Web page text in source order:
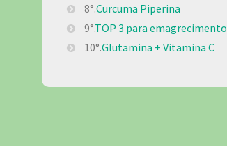
8°.Curcuma Piperina
9°.TOP 3 para emagrecimento
10°.Glutamina + Vitamina C